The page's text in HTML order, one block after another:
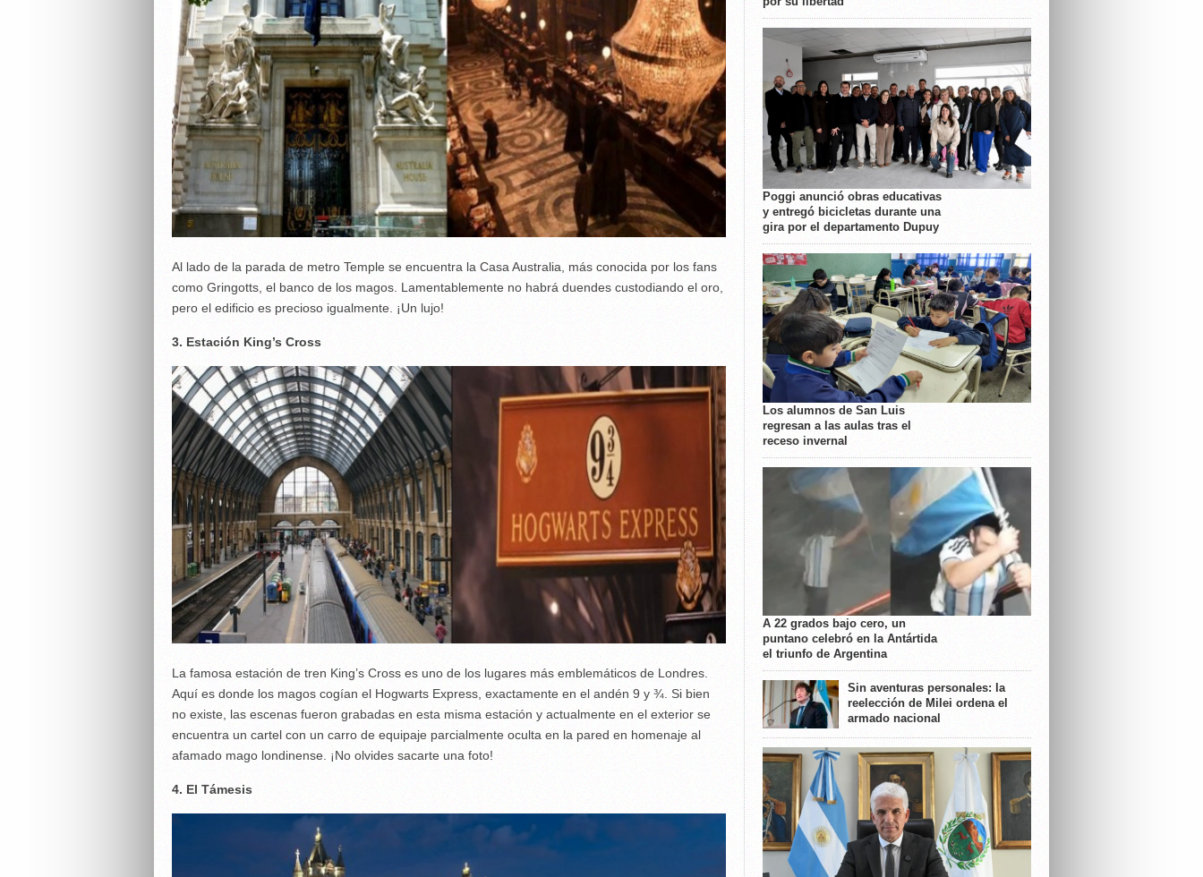
Al lado de la parada de metro Temple se encuentra la Casa Australia, más conocida por los fans
como Gringotts, el banco de los magos. Lamentablemente no habrá duendes custodiando el oro,
pero el edificio es precioso igualmente. ¡Un lujo!
3. Estación King’s Cross
La famosa estación de tren King’s Cross es uno de los lugares más emblemáticos de Londres.
Aquí es donde los magos cogían el Hogwarts Express, exactamente en el andén 9 y ¾. Si bien
no existe, las escenas fueron grabadas en esta misma estación y actualmente en el exterior se
encuentra un cartel con un carro de equipaje parcialmente oculta en la pared en homenaje al
afamado mago londinense. ¡No olvides sacarte una foto!
4. El Támesis
Poggi anunció obras educativas
y entregó bicicletas durante una
gira por el departamento Dupuy
Los alumnos de San Luis
regresan a las aulas tras el
receso invernal
A 22 grados bajo cero, un
puntano celebró en la Antártida
el triunfo de Argentina
Sin aventuras personales: la
reelección de Milei ordena el
armado nacional